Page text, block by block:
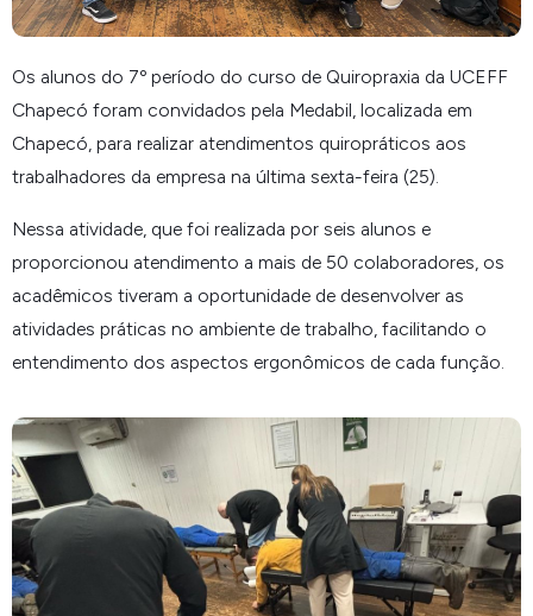
Os alunos do 7º período do curso de Quiropraxia da UCEFF
Chapecó foram convidados pela Medabil, localizada em
Chapecó, para realizar atendimentos quiropráticos aos
trabalhadores da empresa na última sexta-feira (25).
Nessa atividade, que foi realizada por seis alunos e
proporcionou atendimento a mais de 50 colaboradores, os
acadêmicos tiveram a oportunidade de desenvolver as
atividades práticas no ambiente de trabalho, facilitando o
entendimento dos aspectos ergonômicos de cada função.